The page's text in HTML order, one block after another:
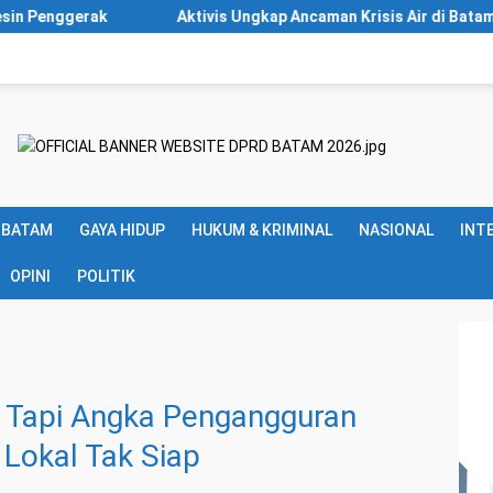
Aktivis Ungkap Ancaman Krisis Air di Batam Makin Nyata,
GAYA HIDUP HUKUM & KRIMINAL NASIONAL
OPINI POLITIK
Angka Pengangguran
Tak Siap